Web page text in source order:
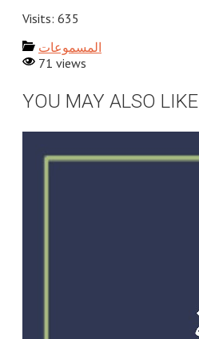
Visits: 635
المسموعات
71 views
YOU MAY ALSO LIKE